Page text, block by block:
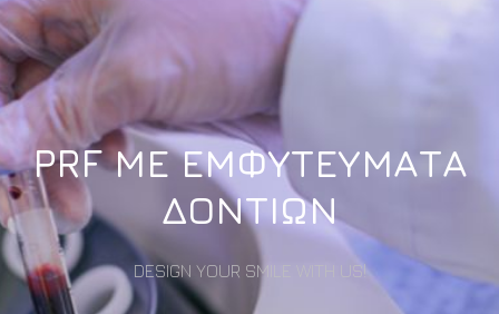
PRF ΜΕ ΕΜΦΥΤΕΥΜΑΤΑ
ΔΟΝΤΙΩΝ
DESIGN YOUR SMILE WITH US!